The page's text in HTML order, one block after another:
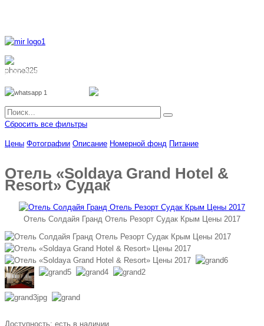
8 962 888 51 55
Сбросить все фильтры
Цены Фотографии Описание Номерной фонд Питание
Отель «Soldaya Grand Hotel &
Resort» Судак
Отель Солдайя Гранд Отель Резорт Судак Крым Цены 2017
Доступность: есть в наличии